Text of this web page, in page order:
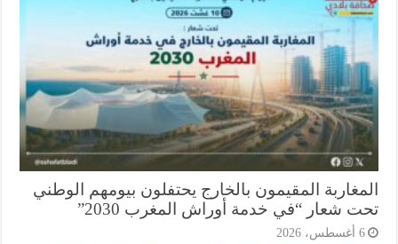
المقيمون بالخارج يحتفلون بيومهم الوطني
شعار “في خدمة أوراش المغرب 2030”